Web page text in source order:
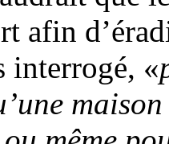
afin
interrogé, «